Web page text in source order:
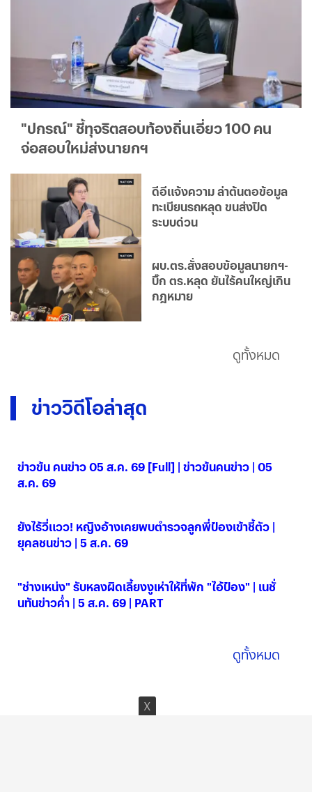
"ปกรณ์" ชี้ทุจริตสอบท้องถิ่นเอี่ยว 100 คน
จ่อสอบใหม่ส่งนายกฯ
ดีอีแจ้งความ ล่าต้นตอข้อมูล
ทะเบียนรถหลุด ขนส่งปิด
ระบบด่วน
ผบ.ตร.สั่งสอบข้อมูลนายกฯ-
บิ๊ก ตร.หลุด ยันไร้คนใหญ่เกิน
กฎหมาย
ดูทั้งหมด
ข่าววิดีโอล่าสุด
ข่าวข้น คนข่าว 05 ส.ค. 69 [Full] | ข่าวข้นคนข่าว | 05
ส.ค. 69
ยังไร้วี่แวว! หญิงอ้างเคยพบตำรวจลูกพี่ป๋องเข้าชี้ตัว |
ยุคลชนข่าว | 5 ส.ค. 69
"ช่างเหน่ง" รับหลงผิดเลี้ยงงูเห่าให้ที่พัก "ไอ้ป๋อง" | เนชั่
นทันข่าวค่ำ | 5 ส.ค. 69 | PART
ดูทั้งหมด